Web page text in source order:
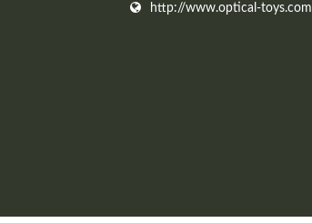
http://www.optical-toys.com